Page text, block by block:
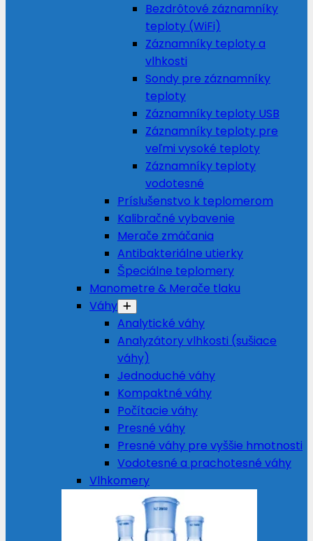
Bezdrôtové záznamníky
teploty (WiFi)
Záznamníky teploty a
vlhkosti
Sondy pre záznamníky
teploty
Záznamníky teploty USB
Záznamníky teploty pre
veľmi vysoké teploty
Záznamníky teploty
vodotesné
Príslušenstvo k teplomerom
Kalibračné vybavenie
Merače zmáčania
Antibakteriálne utierky
Špeciálne teplomery
Manometre & Merače tlaku
Váhy
Analytické váhy
Analyzátory vlhkosti (sušiace
váhy)
Jednoduché váhy
Kompaktné váhy
Počítacie váhy
Presné váhy
Presné váhy pre vyššie hmotnosti
Vodotesné a prachotesné váhy
Vlhkomery